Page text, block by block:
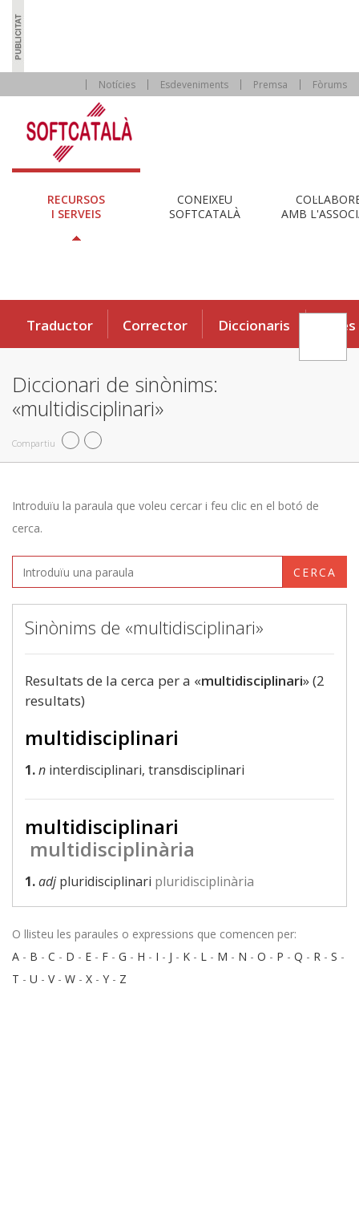
Notícies Esdeveniments Premsa Fòrums
RECURSOS
I SERVEIS
CONEIXEU
SOFTCATALÀ
AMB
Traductor Corrector Diccionaris Eines
Diccionari de sinònims:
«multidisciplinari»
Compartiu
Introduïu la paraula que voleu cercar i feu clic en el botó de
cerca.
CERCA
Sinònims de «multidisciplinari»
Resultats de la cerca per a «multidisciplinari» (2
resultats)
multidisciplinari
1.n interdisciplinari, transdisciplinari
multidisciplinari
multidisciplinària
1.adjpluridisciplinari pluridisciplinària
O llisteu les paraules o expressions que comencen per:
A - B - C - D - E - F - G - H - I - J - K - L - M - N - O - P - Q - R - S -
T - U - V- W - X - Y - Z